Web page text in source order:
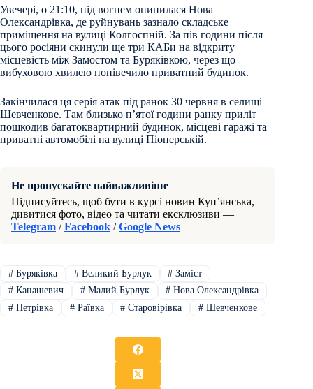
Увечері, о 21:10, під вогнем опинилася Нова
Олександрівка, де руйнувань зазнало складське
приміщення на вулиці Колгоспній. За пів години після
цього росіяни скинули ще три КАБи на відкриту
місцевість між Замостом та Буряківкою, через що
вибуховою хвилею понівечило приватний будинок.
Закінчилася ця серія атак під ранок 30 червня в селищі
Шевченкове. Там близько п’ятої години ранку приліт
пошкодив багатоквартирний будинок, місцеві гаражі та
приватні автомобілі на вулиці Піонерській.
Не пропускайте найважливіше
Підписуйтесь, щоб бути в курсі новин Куп’янська,
дивитися фото, відео та читати ексклюзиви —
Telegram /Facebook /Google News
#Буряківка #Великий Бурлук # Заміст
#Канашевич #Малий Бурлук # Нова Олександрівка
#Петрівка #Раївка # Старовірівка # Шевченкове